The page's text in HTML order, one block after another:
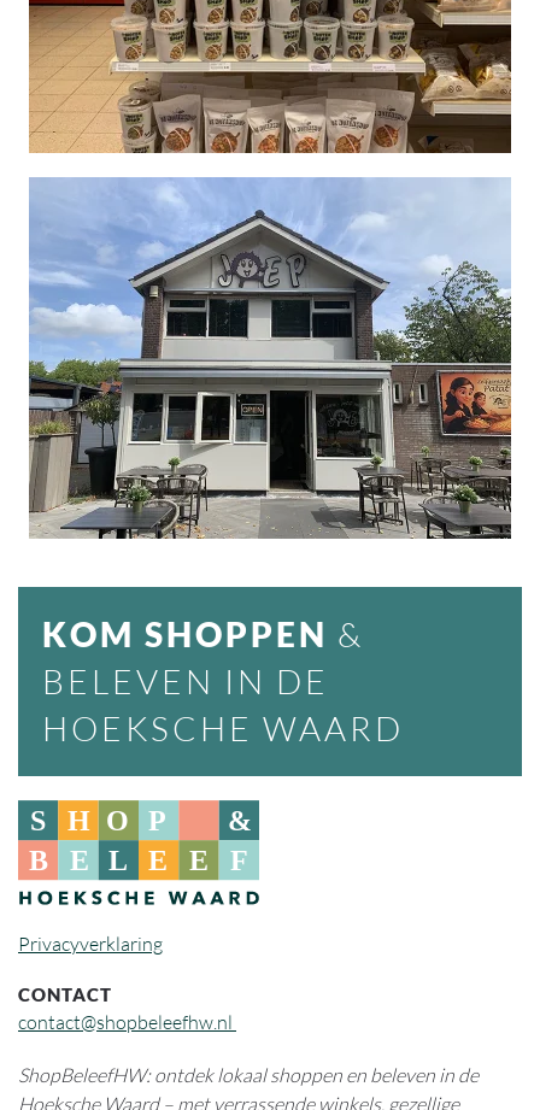
KOM SHOPPEN &
BELEVEN IN DE
HOEKSCHE WAARD
Privacyverklaring
CONTACT
contact@shopbeleefhw.nl
ShopBeleefHW: ontdek lokaal shoppen en beleven in de
Hoeksche Waard – met verrassende winkels, gezellige